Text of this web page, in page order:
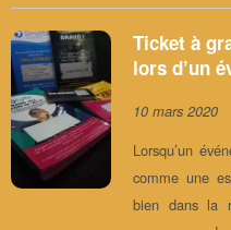
Ticket à
lors d’un
10 mars 2020
Lorsqu’un
comme une
bien dans la